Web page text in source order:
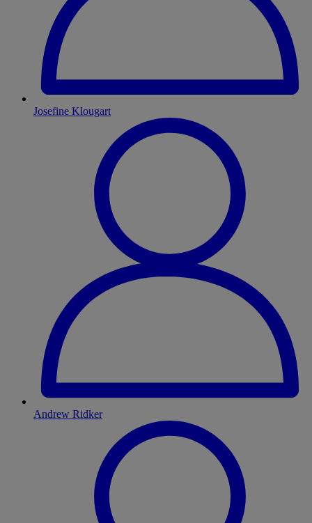
Josefine Klougart
Andrew Ridker